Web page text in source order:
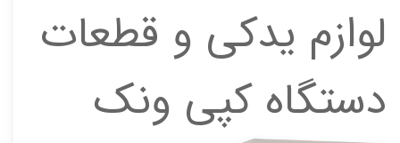
لوازم یدکی و قطعات
دستگاه کپی ونک